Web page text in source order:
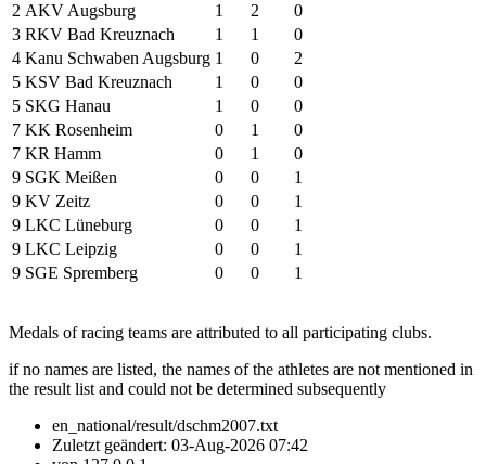
2 AKV Augsburg 1 2
0
3 RKV Bad Kreuznach 1 1
0
4 Kanu Schwaben Augsburg 1 0
2
5 KSV Bad Kreuznach 1 0
0
5 SKG Hanau 1 0
0
7 KK Rosenheim 0 1
0
7 KR Hamm 0 1
0
9 SGK Meißen 0 0
1
9 KV Zeitz 0 0
1
9 LKC Lüneburg 0 0
1
9 LKC Leipzig 0 0
1
9 SGE Spremberg 0 0 1
Medals of racing teams are attributed to all participating clubs.
if no names are listed, the names of the athletes are not mentioned in
the result list and could not be determined subsequently
en_national/result/dschm2007.txt
Zuletzt geändert: 03-Aug-2026 07:42